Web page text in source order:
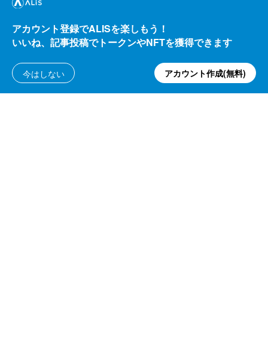
トラベル
アカウント登録でALISを楽しもう！
いいね、記事投稿でトークンやNFTを獲得できます
今はしない アカウント作成(無料)